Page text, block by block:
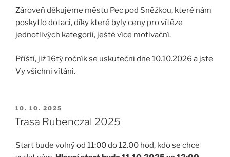
Zároveň děkujeme městu Pec pod Sněžkou, které nám
poskytlo dotaci, díky které byly ceny pro vítěze
jednotlivých kategorií, ještě více motivační.
Příští, již 16tý ročník se uskuteční dne 10.10.2026 a jste
Vy všichni vítáni.
PUBLIKOVÁNO
10. 10. 2025
Trasa Rubenczal 2025
Start bude volný od 11:00 do 12.00 hod, kdo se chce